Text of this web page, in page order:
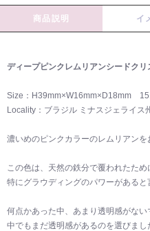
商品説明 イ
ディープピンクレムリアンシードクリ
Size：H39mm×W16mm×D18mm
Locality：ブラジル ミナスジェライス
濃いめのピンクカラーのレムリアンを
この色は、天然の鉄分で覆われたため
特にグラウディングのパワーがあると
何点かあった中、あまり透明感がな
中でもまだ透明感があるのを選びまし